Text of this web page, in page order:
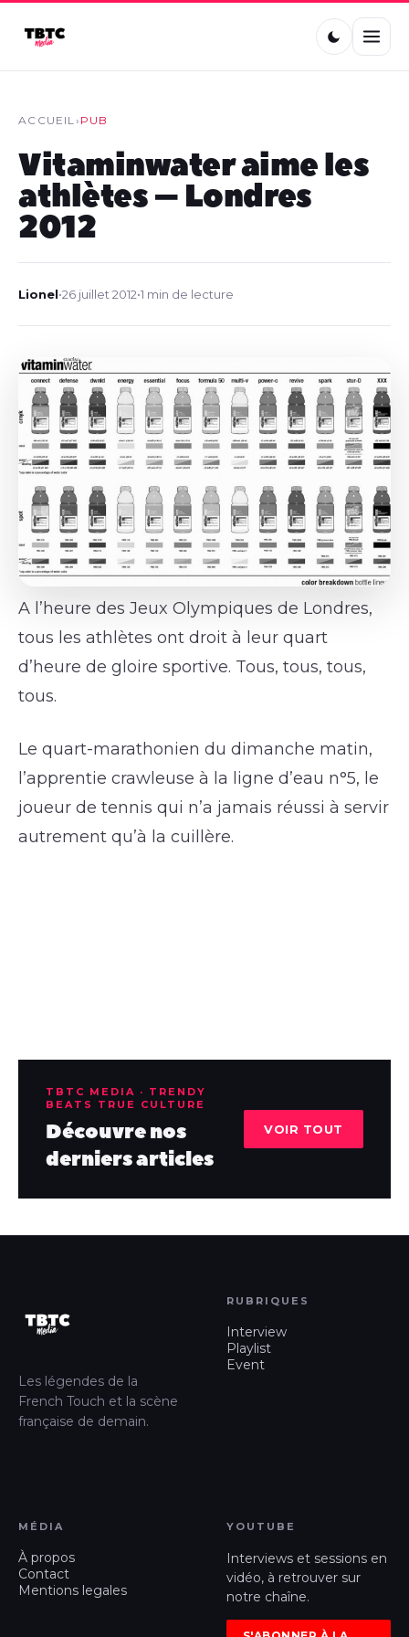
ACCUEIL› PUB
Vitaminwater aime les
athlètes – Londres
2012
Lionel•26 juillet 2012•1 min de lecture
A l’heure des Jeux Olympiques de Londres,
tous les athlètes ont droit à leur quart
d’heure de gloire sportive. Tous, tous, tous,
tous.
Le quart-marathonien du dimanche matin,
l’apprentie crawleuse à la ligne d’eau n°5, le
joueur de tennis qui n’a jamais réussi à servir
autrement qu’à la cuillère.
TBTC MEDIA · TRENDY
BEATS TRUE CULTURE
Découvre nos
derniers articles
VOIR TOUT
Les légendes de la
French Touch et la scène
française de demain.
RUBRIQUES
Interview
Playlist
Event
MÉDIA
À propos
Contact
Mentions legales
YOUTUBE
Interviews et sessions en
vidéo, à retrouver sur
notre chaîne.